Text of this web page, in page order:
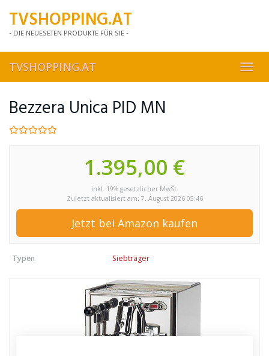
mainTVSHOPPING.AT
- DIE NEUESETEN PRODUKTE FÜR SIE -
TVSHOPPING.AT
Bezzera Unica PID MN
1.395,00 €
inkl. 19% gesetzlicher MwSt.
Zuletzt aktualisiert am: 7. August 2026 05:46
Jetzt bei Amazon kaufen
Typen Siebträger